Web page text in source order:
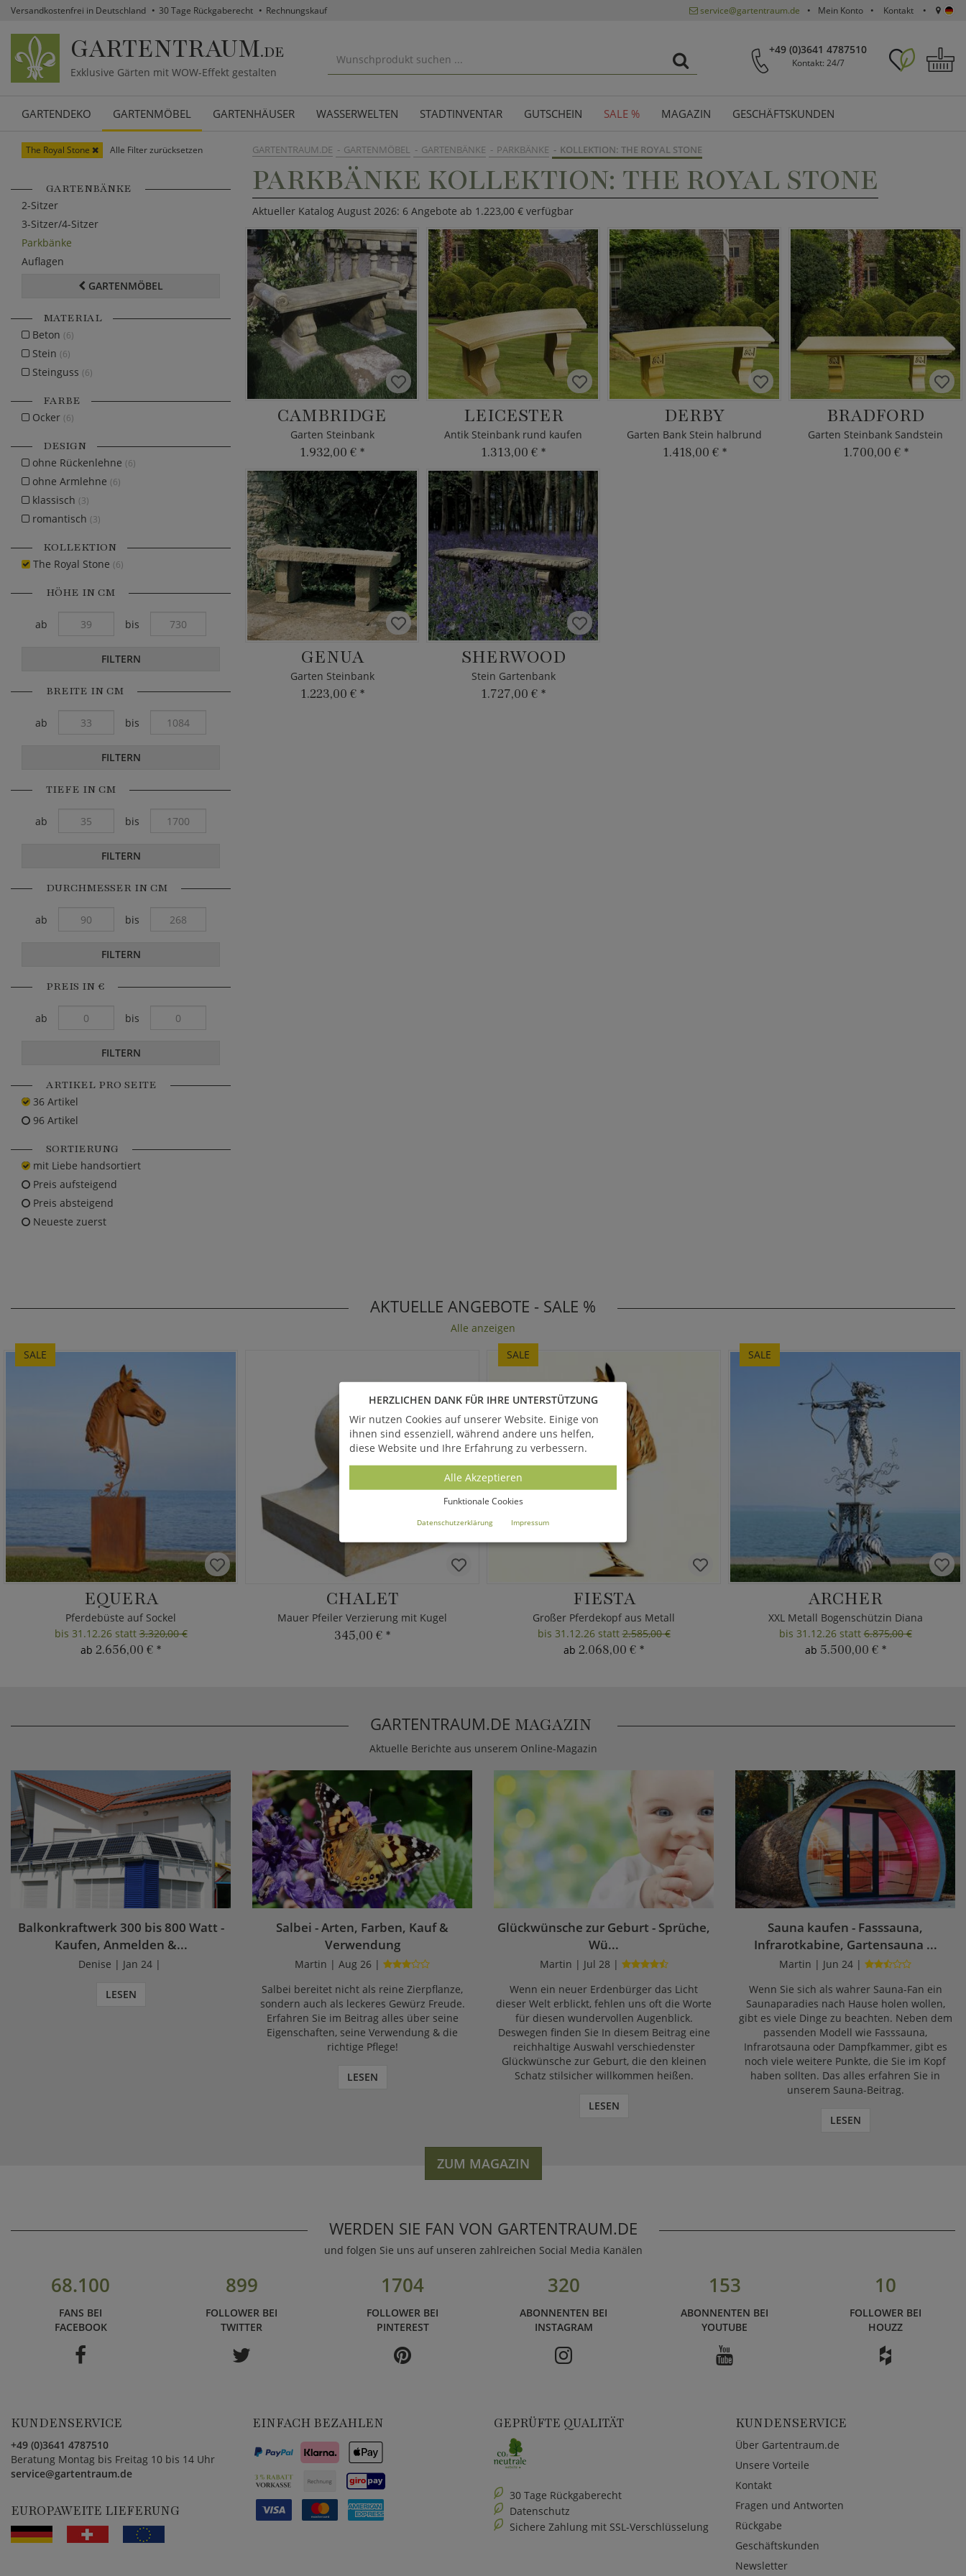
Versandkostenfrei in Deutschland 30 Tage Rückgaberecht Rechnungskauf service@gartentraum.de Mein Konto Kontakt
GARTENTRAUM.DE
Exklusive Gärten mit WOW-Effekt gestalten
+49 (0)3641 4787510
Kontakt: 24/7
GARTENDEKO GARTENMÖBEL GARTENHÄUSER WASSERWELTEN STADTINVENTAR GUTSCHEIN SALE % MAGAZIN GESCHÄFTSKUNDEN
GARTENTRAUM.DE GARTENMÖBEL GARTENBÄNKE PARKBÄNKE KOLLEKTION: THE ROYAL STONE
PARKBÄNKE KOLLEKTION: THE ROYAL STONE
Aktueller Katalog August 2026: 6 Angebote ab 1.223,00 € verfügbar
CAMBRIDGE
Garten Steinbank
1.932,00 € *
LEICESTER
Antik Steinbank rund kaufen
1.313,00 € *
DERBY
Garten Bank Stein halbrund
1.418,00 € *
BRADFORD
Garten Steinbank Sandstein
1.700,00 € *
GENUA
Garten Steinbank
1.223,00 € *
SHERWOOD
Stein Gartenbank
1.727,00 € *
The Royal Stone Alle Filter zurücksetzen
GARTENBÄNKE
2-Sitzer
3-Sitzer/4-Sitzer
Parkbänke
Auflagen
GARTENMÖBEL
MATERIAL
Beton (6)
Stein (6)
Steinguss (6)
FARBE
Ocker (6)
DESIGN
ohne Rückenlehne (6)
ohne Armlehne (6)
klassisch (3)
romantisch (3)
KOLLEKTION
The Royal Stone (6)
HÖHE IN CM
ab bis
FILTERN
BREITE IN CM
ab bis
FILTERN
TIEFE IN CM
ab bis
FILTERN
DURCHMESSER IN CM
ab bis
FILTERN
PREIS IN €
ab bis
FILTERN
ARTIKEL PRO SEITE
36 Artikel
96 Artikel
SORTIERUNG
mit Liebe handsortiert
Preis aufsteigend
Preis absteigend
Neueste zuerst
AKTUELLE ANGEBOTE - SALE %
Alle anzeigen
SALE
EQUERA
Pferdebüste auf Sockel
bis 31.12.26 statt3.320,00 €
ab 2.656,00 € *
CHALET
Mauer Pfeiler Verzierung mit Kugel
345,00 € *
SALE
FIESTA
Großer Pferdekopf aus Metall
bis 31.12.26 statt2.585,00 €
ab 2.068,00 € *
SALE
ARCHER
XXL Metall Bogenschützin Diana
bis 31.12.26 statt6.875,00 €
ab 5.500,00 € *
GARTENTRAUM.DE MAGAZIN
Aktuelle Berichte aus unserem Online-Magazin
Balkonkraftwerk 300 bis 800 Watt -
Kaufen, Anmelden &...
Denise | Jan 24 |
LESEN
Salbei - Arten, Farben, Kauf &
Verwendung
Martin | Aug 26 |
Salbei bereitet nicht als reine Zierpflanze,
sondern auch als leckeres Gewürz Freude.
Erfahren Sie im Beitrag alles über seine
Eigenschaften, seine Verwendung & die
richtige Pflege!
LESEN
Glückwünsche zur Geburt - Sprüche,
Wü...
Martin | Jul 28 |
Wenn ein neuer Erdenbürger das Licht
dieser Welt erblickt, fehlen uns oft die Worte
für diesen wundervollen Augenblick.
Deswegen finden Sie In diesem Beitrag eine
reichhaltige Auswahl verschiedenster
Glückwünsche zur Geburt, die den kleinen
Schatz stilsicher willkommen heißen.
LESEN
Sauna kaufen - Fasssauna,
Infrarotkabine, Gartensauna ...
Martin | Jun 24 |
Wenn Sie sich als wahrer Sauna-Fan ein
Saunaparadies nach Hause holen wollen,
gibt es viele Dinge zu beachten. Neben dem
passenden Modell wie Fasssauna,
Infrarotsauna oder Dampfkammer, gibt es
noch viele weitere Punkte, die Sie im Kopf
haben sollten. Das alles erfahren Sie in
unserem Sauna-Beitrag.
LESEN
ZUM MAGAZIN
WERDEN SIE FAN VON GARTENTRAUM.DE
und folgen Sie uns auf unseren zahlreichen Social Media Kanälen
68.100
FANS BEI
FACEBOOK
899
FOLLOWER BEI
TWITTER
1704
FOLLOWER BEI
PINTEREST
320
ABONNENTEN BEI
INSTAGRAM
153
ABONNENTEN BEI
YOUTUBE
10
FOLLOWER BEI
HOUZZ
KUNDENSERVICE
+49 (0)3641 4787510
Beratung Montag bis Freitag 10 bis 14 Uhr
service@gartentraum.de
EUROPAWEITE LIEFERUNG
EINFACH BEZAHLEN GEPRÜFTE QUALITÄT
30 Tage Rückgaberecht
Datenschutz
Sichere Zahlung mit SSL-Verschlüsselung
KUNDENSERVICE
Über Gartentraum.de
Unsere Vorteile
Kontakt
Fragen und Antworten
Rückgabe
Geschäftskunden
Newsletter
HERZLICHEN DANK FÜR IHRE UNTERSTÜTZUNG
Wir nutzen Cookies auf unserer Website. Einige von
ihnen sind essenziell, während andere uns helfen,
diese Website und Ihre Erfahrung zu verbessern.
Alle Akzeptieren
Funktionale Cookies
Datenschutzerklärung Impressum